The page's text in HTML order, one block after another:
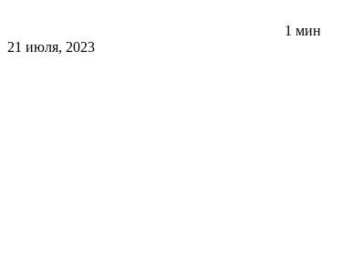
1 мин
21 июля, 2023